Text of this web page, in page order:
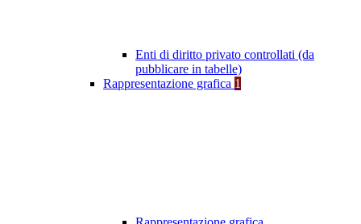
Enti di diritto privato controllati (da
pubblicare in tabelle)
Rappresentazione grafica 1